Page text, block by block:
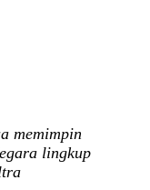
memimpin
lingkup